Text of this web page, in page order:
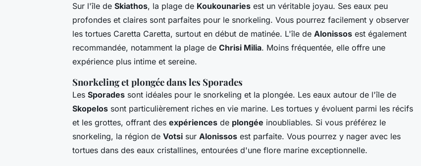
Sur l'île de Skiathos, la plage de Koukounaries est un véritable joyau. Ses eaux peu
profondes et claires sont parfaites pour le snorkeling. Vous pourrez facilement y observer
les tortues Caretta Caretta, surtout en début de matinée. L'île de Alonissos est également
recommandée, notamment la plage de Chrisi Milia. Moins fréquentée, elle offre une
expérience plus intime et sereine.
Snorkeling et plongée dans les Sporades
Les Sporades sont idéales pour le snorkeling et la plongée. Les eaux autour de l'île de
Skopelos sont particulièrement riches en vie marine. Les tortues y évoluent parmi les récifs
et les grottes, offrant des expériences de plongée inoubliables. Si vous préférez le
snorkeling, la région de Votsi sur Alonissos est parfaite. Vous pourrez y nager avec les
tortues dans des eaux cristallines, entourées d'une flore marine exceptionnelle.